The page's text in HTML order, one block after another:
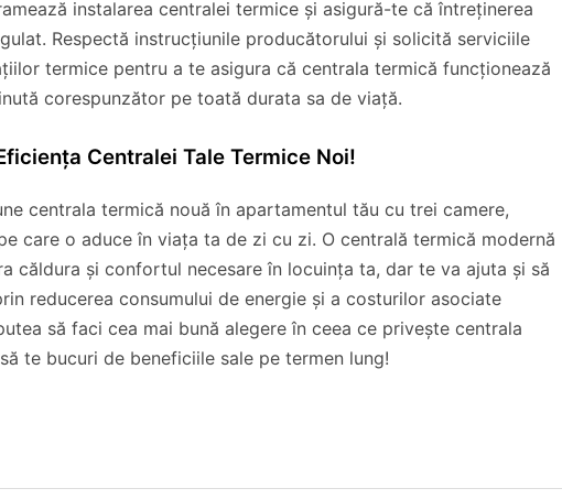
instalarea centralei termice și asigură-te că întreținerea
Respectă instrucțiunile producătorului și solicită serviciile
termice pentru a te asigura că centrala termică funcționează
corespunzător pe toată durata sa de viață.
Centralei Tale Termice Noi!
centrala termică nouă în apartamentul tău cu trei camere,
care o aduce în viața ta de zi cu zi. O centrală termică modernă
căldura și confortul necesare în locuința ta, dar te va ajuta și să
reducerea consumului de energie și a costurilor asociate
să faci cea mai bună alegere în ceea ce privește centrala
te bucuri de beneficiile sale pe termen lung!